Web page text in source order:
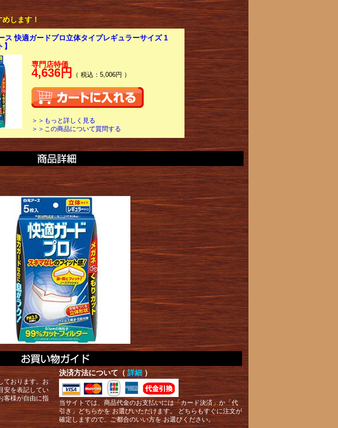
します！
ス 快適ガードプロ立体タイプレギュラーサイズ 1
専門店特価
4,636円 （ 税込：5,006円 ）
＞＞もっと詳しく見る
＞＞この商品について質問する
ております。お
安を表記してい
客様が自由に指
決済方法について（ 詳細 ）
当サイトでは、商品代金のお支払いには「カード決済」か「代
引き」どちらかを お選びいただけます。 どちらもすぐに注文が
確定しますので、ご都合のいい方を お選びください。